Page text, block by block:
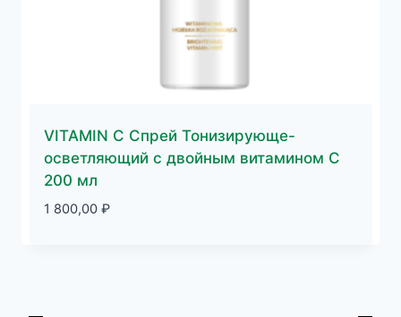
VITAMIN C Спрей Тонизирующе-
осветляющий с двойным витамином С
200 мл
1 800,00 ₽